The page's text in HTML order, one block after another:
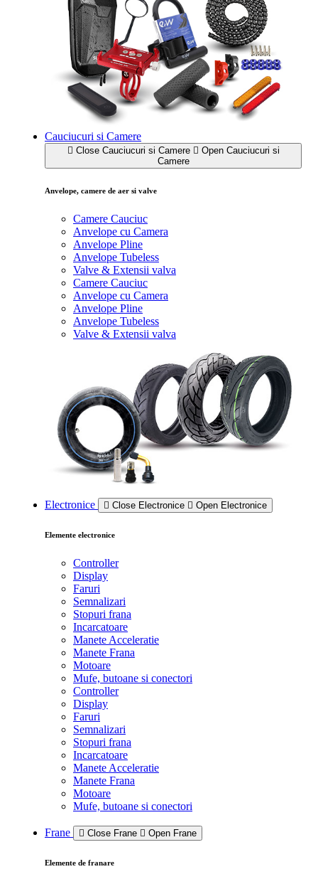
Cauciucuri si Camere
Close Cauciucuri si Camere
Open Cauciucuri si
Camere
Anvelope, camere de aer si valve
Camere Cauciuc
Anvelope cu Camera
Anvelope Pline
Anvelope Tubeless
Valve & Extensii valva
Camere Cauciuc
Anvelope cu Camera
Anvelope Pline
Anvelope Tubeless
Valve & Extensii valva
Electronice Close Electronice Open Electronice
Elemente electronice
Controller
Display
Faruri
Semnalizari
Stopuri frana
Incarcatoare
Manete Acceleratie
Manete Frana
Motoare
Mufe, butoane si conectori
Controller
Display
Faruri
Semnalizari
Stopuri frana
Incarcatoare
Manete Acceleratie
Manete Frana
Motoare
Mufe, butoane si conectori
Frane Close Frane Open Frane
Elemente de franare